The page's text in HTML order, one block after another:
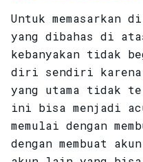
Untuk
yang dibahas di
kebanyakan tidak
diri sendiri karena
yang utama tidak
ini bisa menjadi
memulai dengan
dengan membuat